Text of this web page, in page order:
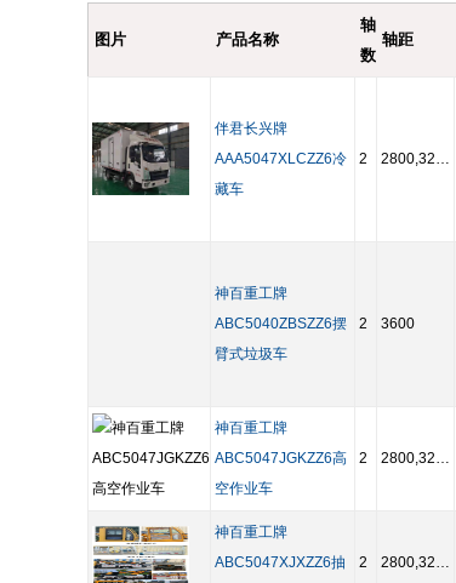
图片 产品名称
轴
数
轴距
伴君长兴牌
AAA5047XLCZZ6冷
藏车
2 2800,3280,3360,3600
神百重工牌
ABC5040ZBSZZ6摆
臂式垃圾车
2 3600
神百重工牌
ABC5047JGKZZ6高
空作业车
2 2800,3280,3360,3600
神百重工牌
ABC5047XJXZZ6抽
2 2800,3280,3360,3600,3800